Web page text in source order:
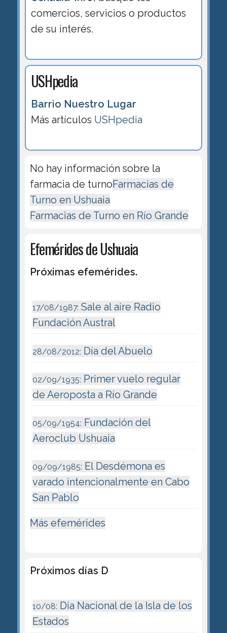
comercios, servicios o productos
de su interés.
USHpedia
Barrio Nuestro Lugar
Más artículos USHpedia
No hay información sobre la
farmacia de turnoFarmacias de
Turno en Ushuaia
Farmacias de Turno en Río Grande
Efemérides de Ushuaia
Próximas efemérides.
17/08/1987: Sale al aire Radio
Fundación Austral
28/08/2012: Día del Abuelo
02/09/1935: Primer vuelo regular
de Aeroposta a Río Grande
05/09/1954: Fundación del
Aeroclub Ushuaia
09/09/1985: El Desdémona es
varado intencionalmente en Cabo
San Pablo
Más efemérides
Próximos días D
10/08: Dia Nacional de la Isla de los
Estados